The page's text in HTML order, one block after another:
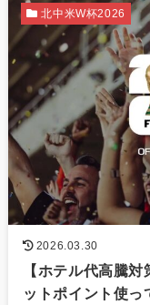
2026.03.30
【ホテル代高騰
ットポイント使っ
北中米W杯2026